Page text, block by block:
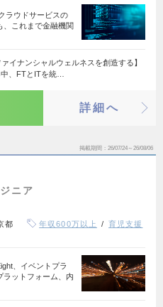
ラウドサービスの
、これまで金融機関
イナンシャルウェルネスを創造する】
、FTとITを統…
詳細へ
掲載期間 26/07/24～26/08/06
ニア
都 年収600万以上
育児支援
、イベントプラ
ラットフォーム、内